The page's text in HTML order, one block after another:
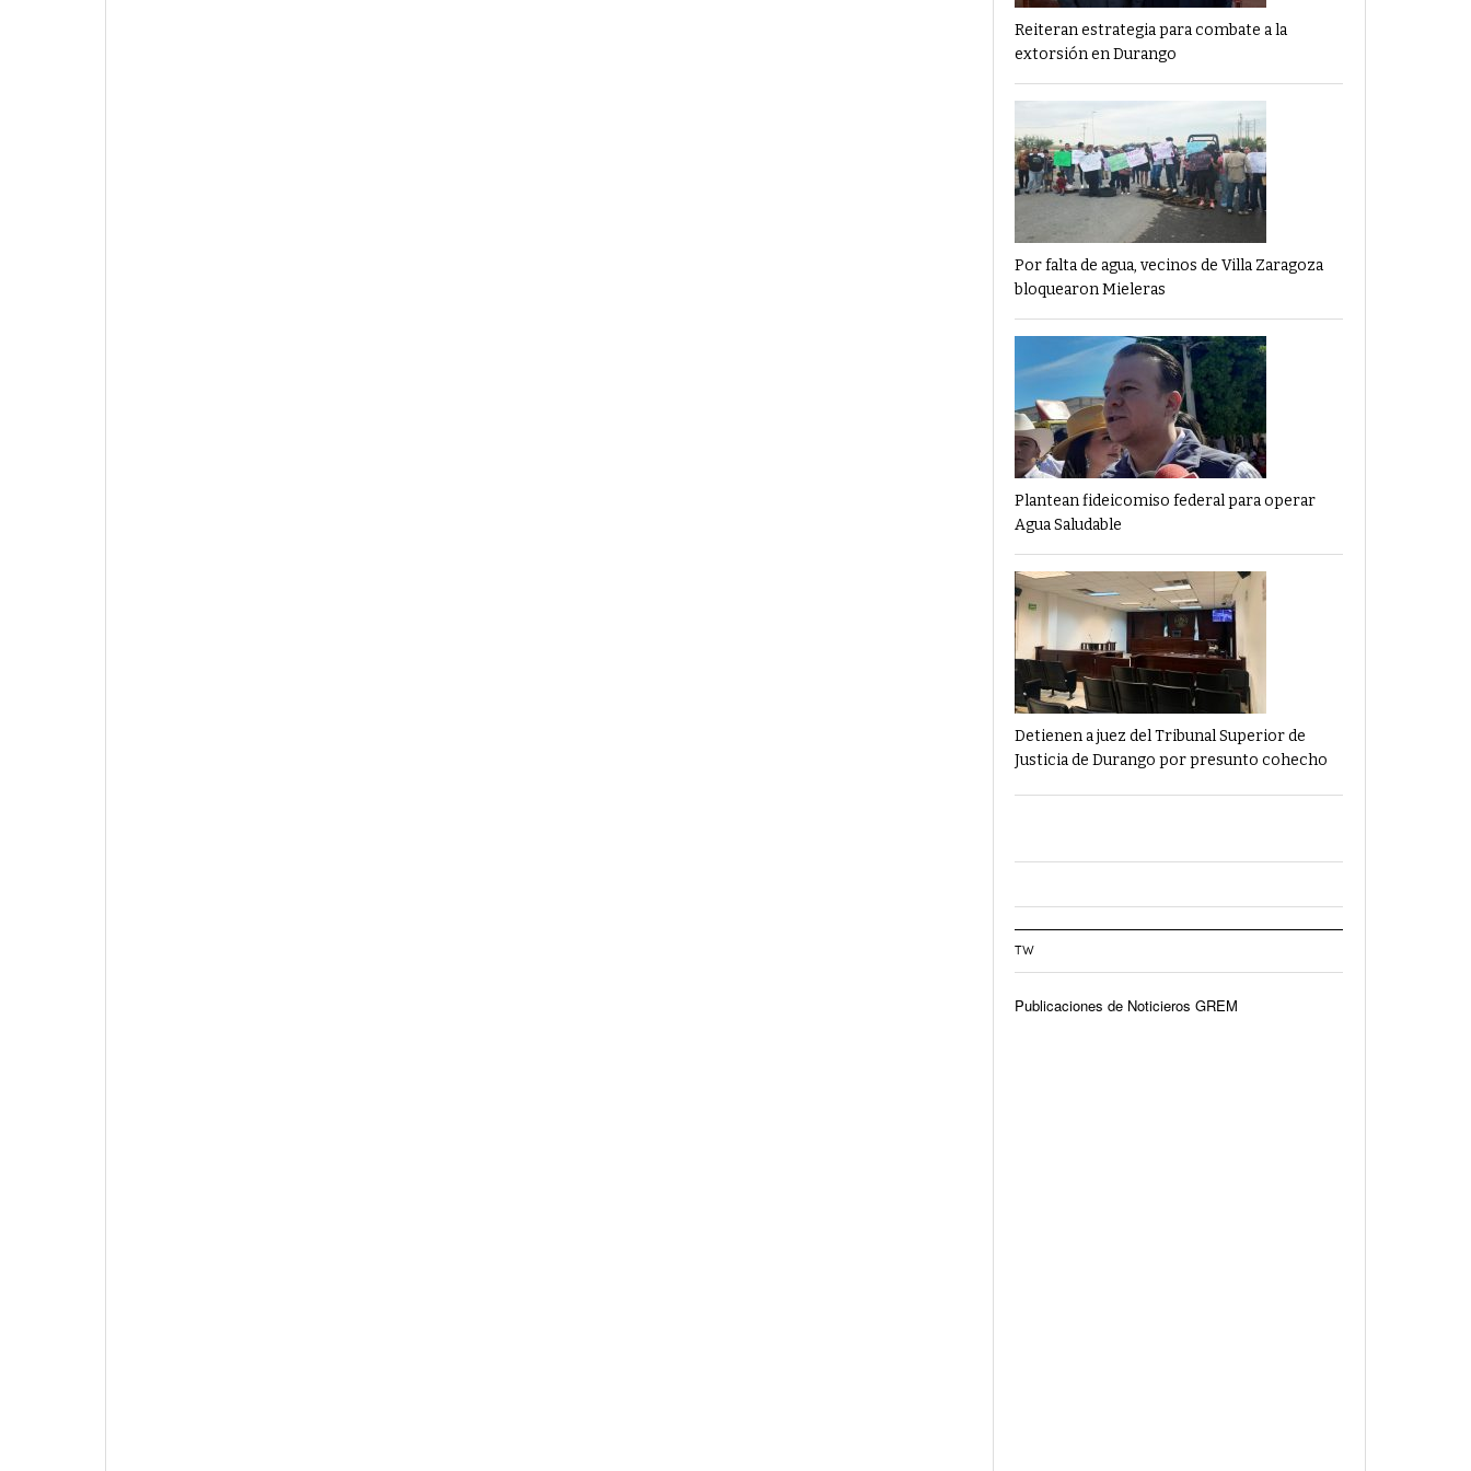
Reiteran estrategia para combate a la
extorsión en Durango
Por falta de agua, vecinos de Villa Zaragoza
bloquearon Mieleras
Plantean fideicomiso federal para operar
Agua Saludable
Detienen a juez del Tribunal Superior de
Justicia de Durango por presunto cohecho
TW
Publicaciones de Noticieros GREM